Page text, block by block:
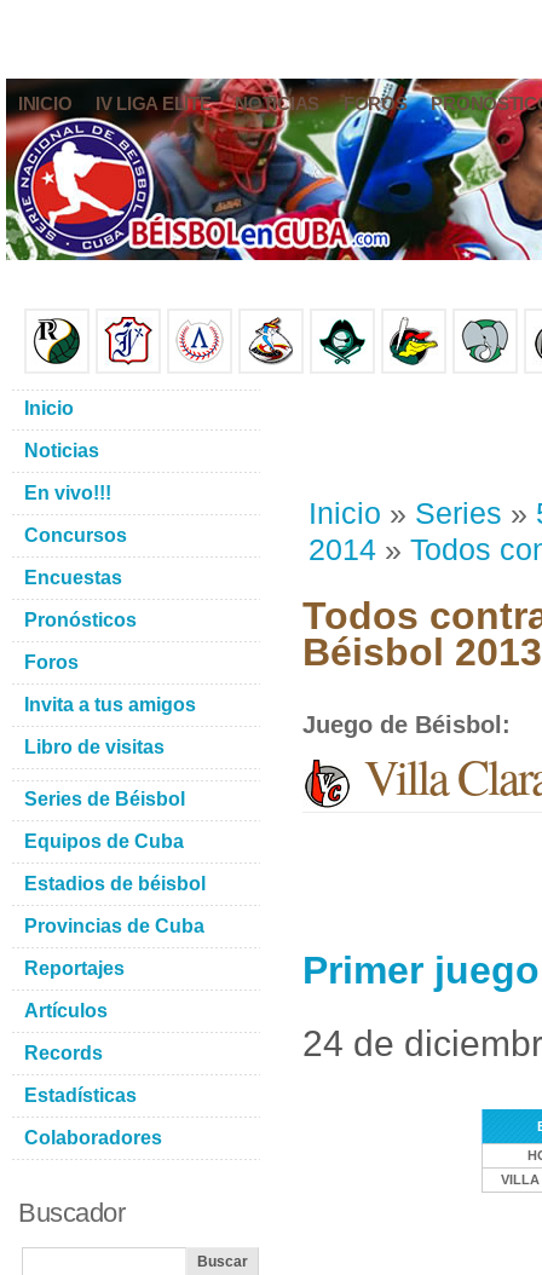
INICIO IV LIGA ELITE NOTICIAS FOROS
Inicio » Series »
2014 » Todos
Todos
Béisbol
Juego de Béisbol :
Villa
Primer
24 de
Inicio
Noticias
En vivo!!!
Concursos
Encuestas
Pronósticos
Foros
Invita a tus amigos
Libro de visitas
Series de Béisbol
Equipos de Cuba
Estadios de béisbol
Provincias de Cuba
Reportajes
Artículos
Records
Estadísticas
Colaboradores
Buscador